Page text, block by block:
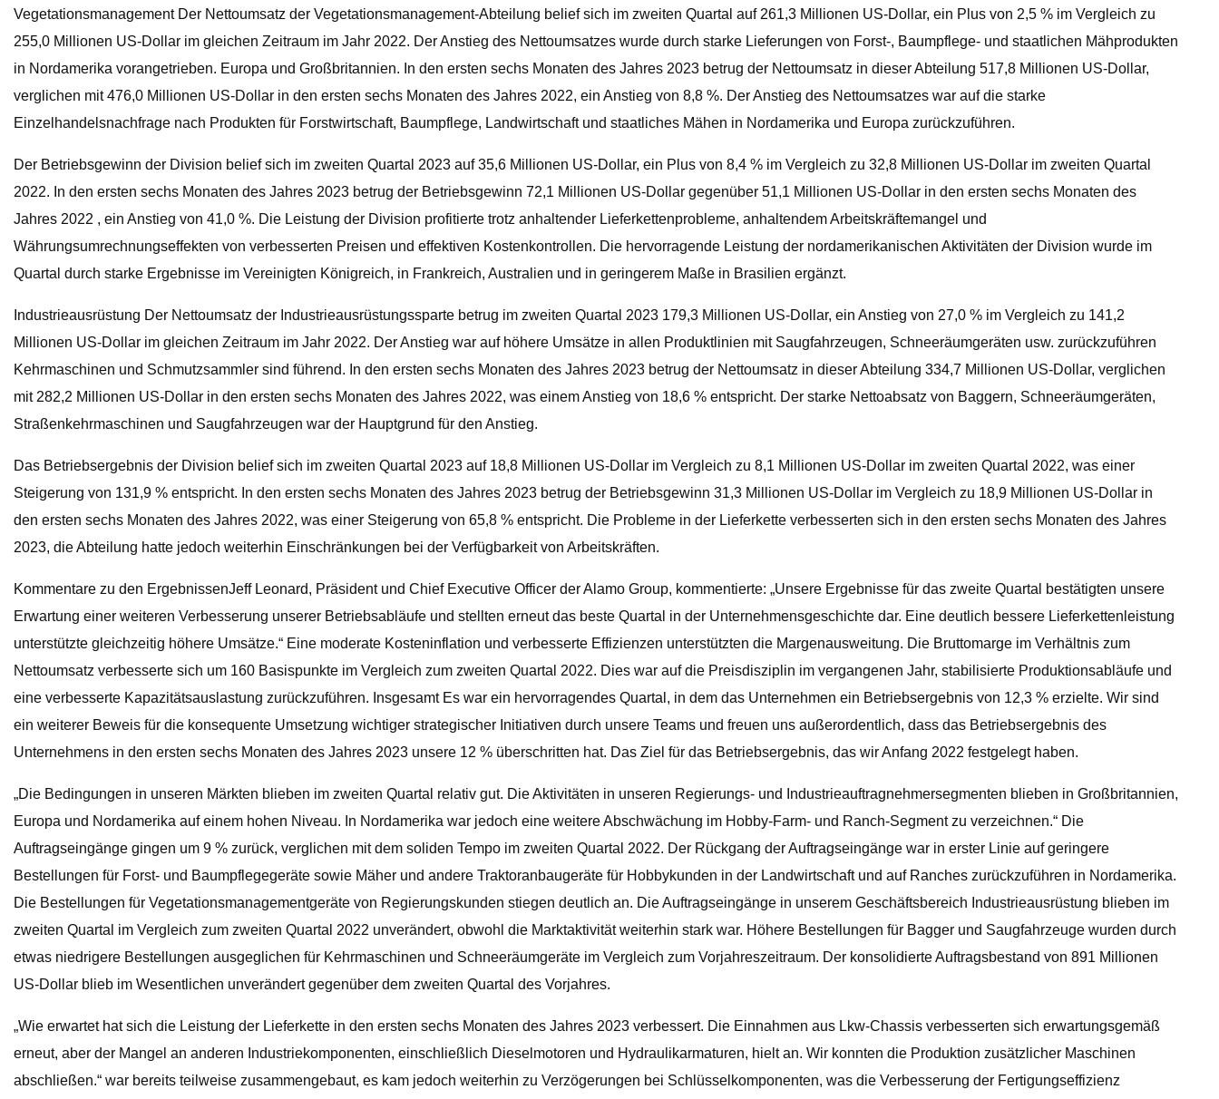
Vegetationsmanagement Der Nettoumsatz der Vegetationsmanagement-Abteilung belief sich im zweiten Quartal auf 261,3 Millionen US-Dollar, ein Plus von 2,5 % im Vergleich zu
255,0 Millionen US-Dollar im gleichen Zeitraum im Jahr 2022. Der Anstieg des Nettoumsatzes wurde durch starke Lieferungen von Forst-, Baumpflege- und staatlichen Mähprodukten
in Nordamerika vorangetrieben. Europa und Großbritannien. In den ersten sechs Monaten des Jahres 2023 betrug der Nettoumsatz in dieser Abteilung 517,8 Millionen US-Dollar,
verglichen mit 476,0 Millionen US-Dollar in den ersten sechs Monaten des Jahres 2022, ein Anstieg von 8,8 %. Der Anstieg des Nettoumsatzes war auf die starke
Einzelhandelsnachfrage nach Produkten für Forstwirtschaft, Baumpflege, Landwirtschaft und staatliches Mähen in Nordamerika und Europa zurückzuführen.
Der Betriebsgewinn der Division belief sich im zweiten Quartal 2023 auf 35,6 Millionen US-Dollar, ein Plus von 8,4 % im Vergleich zu 32,8 Millionen US-Dollar im zweiten Quartal
2022. In den ersten sechs Monaten des Jahres 2023 betrug der Betriebsgewinn 72,1 Millionen US-Dollar gegenüber 51,1 Millionen US-Dollar in den ersten sechs Monaten des
Jahres 2022 , ein Anstieg von 41,0 %. Die Leistung der Division profitierte trotz anhaltender Lieferkettenprobleme, anhaltendem Arbeitskräftemangel und
Währungsumrechnungseffekten von verbesserten Preisen und effektiven Kostenkontrollen. Die hervorragende Leistung der nordamerikanischen Aktivitäten der Division wurde im
Quartal durch starke Ergebnisse im Vereinigten Königreich, in Frankreich, Australien und in geringerem Maße in Brasilien ergänzt.
Industrieausrüstung Der Nettoumsatz der Industrieausrüstungssparte betrug im zweiten Quartal 2023 179,3 Millionen US-Dollar, ein Anstieg von 27,0 % im Vergleich zu 141,2
Millionen US-Dollar im gleichen Zeitraum im Jahr 2022. Der Anstieg war auf höhere Umsätze in allen Produktlinien mit Saugfahrzeugen, Schneeräumgeräten usw. zurückzuführen
Kehrmaschinen und Schmutzsammler sind führend. In den ersten sechs Monaten des Jahres 2023 betrug der Nettoumsatz in dieser Abteilung 334,7 Millionen US-Dollar, verglichen
mit 282,2 Millionen US-Dollar in den ersten sechs Monaten des Jahres 2022, was einem Anstieg von 18,6 % entspricht. Der starke Nettoabsatz von Baggern, Schneeräumgeräten,
Straßenkehrmaschinen und Saugfahrzeugen war der Hauptgrund für den Anstieg.
Das Betriebsergebnis der Division belief sich im zweiten Quartal 2023 auf 18,8 Millionen US-Dollar im Vergleich zu 8,1 Millionen US-Dollar im zweiten Quartal 2022, was einer
Steigerung von 131,9 % entspricht. In den ersten sechs Monaten des Jahres 2023 betrug der Betriebsgewinn 31,3 Millionen US-Dollar im Vergleich zu 18,9 Millionen US-Dollar in
den ersten sechs Monaten des Jahres 2022, was einer Steigerung von 65,8 % entspricht. Die Probleme in der Lieferkette verbesserten sich in den ersten sechs Monaten des Jahres
2023, die Abteilung hatte jedoch weiterhin Einschränkungen bei der Verfügbarkeit von Arbeitskräften.
Kommentare zu den ErgebnissenJeff Leonard, Präsident und Chief Executive Officer der Alamo Group, kommentierte: „Unsere Ergebnisse für das zweite Quartal bestätigten unsere
Erwartung einer weiteren Verbesserung unserer Betriebsabläufe und stellten erneut das beste Quartal in der Unternehmensgeschichte dar. Eine deutlich bessere Lieferkettenleistung
unterstützte gleichzeitig höhere Umsätze.“ Eine moderate Kosteninflation und verbesserte Effizienzen unterstützten die Margenausweitung. Die Bruttomarge im Verhältnis zum
Nettoumsatz verbesserte sich um 160 Basispunkte im Vergleich zum zweiten Quartal 2022. Dies war auf die Preisdisziplin im vergangenen Jahr, stabilisierte Produktionsabläufe und
eine verbesserte Kapazitätsauslastung zurückzuführen. Insgesamt Es war ein hervorragendes Quartal, in dem das Unternehmen ein Betriebsergebnis von 12,3 % erzielte. Wir sind
ein weiterer Beweis für die konsequente Umsetzung wichtiger strategischer Initiativen durch unsere Teams und freuen uns außerordentlich, dass das Betriebsergebnis des
Unternehmens in den ersten sechs Monaten des Jahres 2023 unsere 12 % überschritten hat. Das Ziel für das Betriebsergebnis, das wir Anfang 2022 festgelegt haben.
„Die Bedingungen in unseren Märkten blieben im zweiten Quartal relativ gut. Die Aktivitäten in unseren Regierungs- und Industrieauftragnehmersegmenten blieben in Großbritannien,
Europa und Nordamerika auf einem hohen Niveau. In Nordamerika war jedoch eine weitere Abschwächung im Hobby-Farm- und Ranch-Segment zu verzeichnen.“ Die
Auftragseingänge gingen um 9 % zurück, verglichen mit dem soliden Tempo im zweiten Quartal 2022. Der Rückgang der Auftragseingänge war in erster Linie auf geringere
Bestellungen für Forst- und Baumpflegegeräte sowie Mäher und andere Traktoranbaugeräte für Hobbykunden in der Landwirtschaft und auf Ranches zurückzuführen in Nordamerika.
Die Bestellungen für Vegetationsmanagementgeräte von Regierungskunden stiegen deutlich an. Die Auftragseingänge in unserem Geschäftsbereich Industrieausrüstung blieben im
zweiten Quartal im Vergleich zum zweiten Quartal 2022 unverändert, obwohl die Marktaktivität weiterhin stark war. Höhere Bestellungen für Bagger und Saugfahrzeuge wurden durch
etwas niedrigere Bestellungen ausgeglichen für Kehrmaschinen und Schneeräumgeräte im Vergleich zum Vorjahreszeitraum. Der konsolidierte Auftragsbestand von 891 Millionen
US-Dollar blieb im Wesentlichen unverändert gegenüber dem zweiten Quartal des Vorjahres.
„Wie erwartet hat sich die Leistung der Lieferkette in den ersten sechs Monaten des Jahres 2023 verbessert. Die Einnahmen aus Lkw-Chassis verbesserten sich erwartungsgemäß
erneut, aber der Mangel an anderen Industriekomponenten, einschließlich Dieselmotoren und Hydraulikarmaturen, hielt an. Wir konnten die Produktion zusätzlicher Maschinen
abschließen.“ war bereits teilweise zusammengebaut, es kam jedoch weiterhin zu Verzögerungen bei Schlüsselkomponenten, was die Verbesserung der Fertigungseffizienz